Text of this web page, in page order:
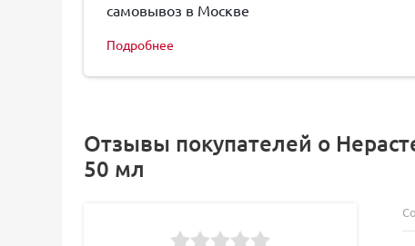
самовывоз в Москве
Подробнее
Отзывы покупателей о
50 мл